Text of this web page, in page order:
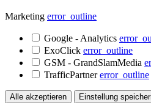
Marketing error_outline
Google - Analytics
ExoClick error_outline
GSM - GrandSlamMedia
TrafficPartnererror_outline
Alle akzeptieren Einstellung